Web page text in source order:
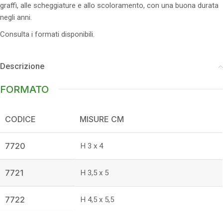
graffi, alle scheggiature e allo scoloramento, con una buona durata
negli anni.
Consulta i formati disponibili.
Descrizione
FORMATO
CODICE MISURE CM
7720 H 3 x 4
7721 H 3,5 x 5
7722 H 4,5 x 5,5